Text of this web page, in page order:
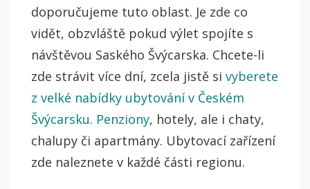
doporučujeme tuto oblast. Je zde co
vidět, obzvláště pokud výlet spojíte s
návštěvou Saského Švýcarska. Chcete-li
zde strávit více dní, zcela jistě si vyberete
z velké nabídky ubytování v Českém
Švýcarsku. Penziony, hotely, ale i chaty,
chalupy či apartmány. Ubytovací zařízení
zde naleznete v každé části regionu.